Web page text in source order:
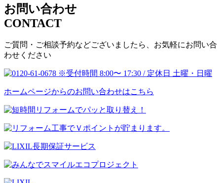
お問い合わせ
CONTACT
ご質問・ご相談予約などございましたら、お気軽にお問い合
わせください
ホームページからのお問い合わせはこちら